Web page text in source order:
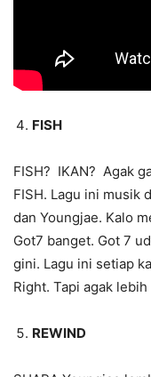
FISH
FISH? IKAN? Agak
FISH. Lagu ini musik
dan Youngjae. Kalo
Got7 banget. Got 7
gini. Lagu ini setiap
Right. Tapi agak lebih
REWIND